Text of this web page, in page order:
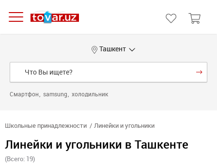
Ташкент
Смартфон samsung холодильник
Школьные принадлежности Линейки и угольники
Линейки и угольники в Ташкенте
(Всего: 19)